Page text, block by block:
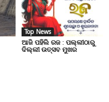
Top News
ଆଜି ପହିଲି ରଜ : ପଲ୍ଲୀଠାରୁ
ଦିଲ୍ଲୀ ଉତ୍ସବ ମୁଖର